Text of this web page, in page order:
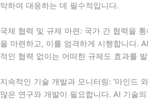
악하여 대응하는 데 필수적입니다.
국제 협력 및 규제 마련: 국가 간 협력을
을 마련하고, 이를 엄격하게 시행합니다.
적인 협력 없이는 어떠한 규제도 효과를
지속적인 기술 개발과 모니터링: ‘마인드
많은 연구와 개발이 필요합니다. AI 기술